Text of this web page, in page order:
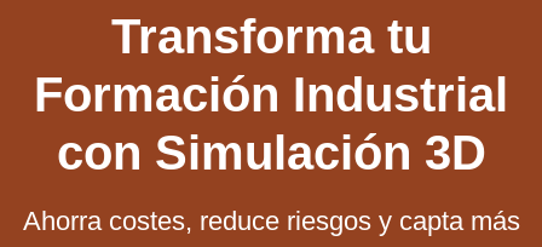
Transforma tu
Formación Industrial
con Simulación 3D
Ahorra costes, reduce riesgos y capta más